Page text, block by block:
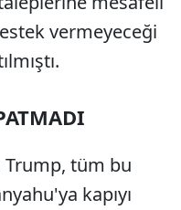
vermeyeceği
Trump, tüm bu
kapıyı